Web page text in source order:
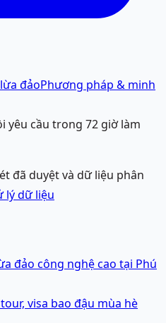
đảoPhương pháp & minh
yêu cầu trong 72 giờ làm
đã duyệt và dữ liệu phân
lý dữ liệu
đảo công nghệ cao tại Phú
visa bao đậu mùa hè